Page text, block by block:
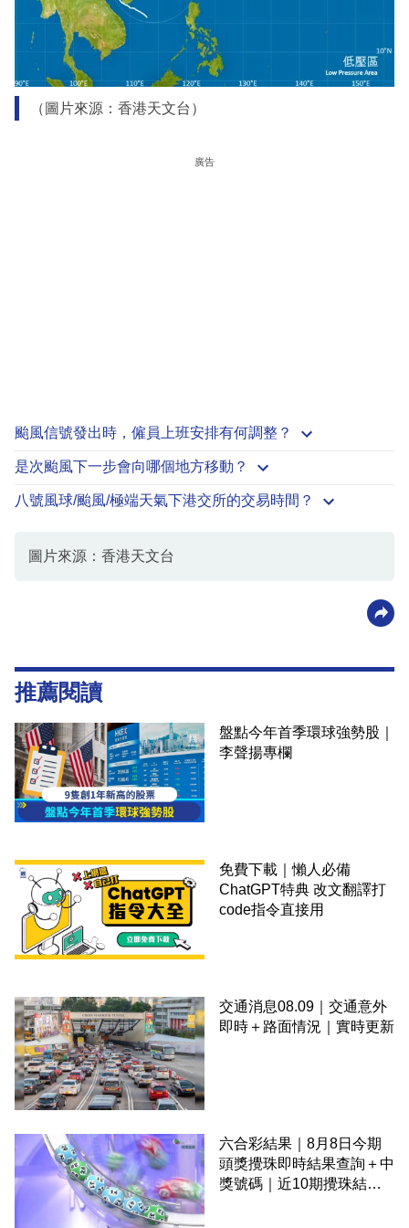
（圖片來源：香港天文台）
廣告
颱風信號發出時，僱員上班安排有何調整？
是次颱風下一步會向哪個地方移動？
八號風球/颱風/極端天氣下港交所的交易時間？
圖片來源：香港天文台
推薦閱讀
盤點今年首季環球強勢股｜
李聲揚專欄
免費下載｜懶人必備
ChatGPT特典 改文翻譯打
code指令直接用
交通消息08.09｜交通意外
即時＋路面情況｜實時更新
六合彩結果｜8月8日今期
頭獎攪珠即時結果查詢＋中
獎號碼｜近10期攪珠結果